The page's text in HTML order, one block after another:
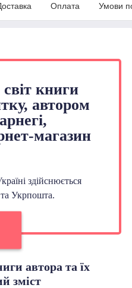
Оплата Умови
книги
автором
магазин
здійснюється
Укрпошта.
автора та їх
зміст